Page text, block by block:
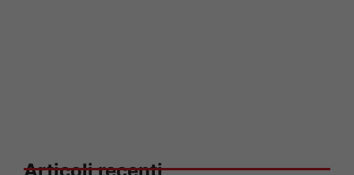
Articoli recenti